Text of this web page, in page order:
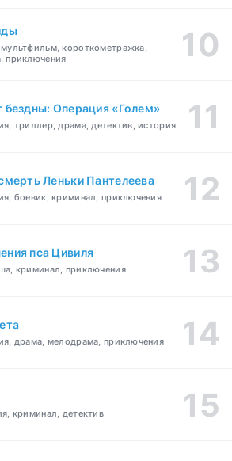
короткометражка,
приключения
бездны: Операция «Голем»
триллер, драма, детектив, история
Леньки Пантелеева
боевик, криминал, приключения
пса Цивиля
криминал, приключения
драма, мелодрама, приключения
криминал, детектив